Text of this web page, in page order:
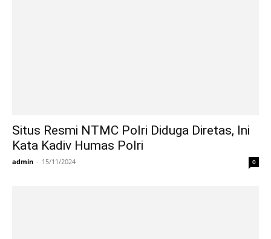
Situs Resmi NTMC Polri Diduga Diretas, Ini
Kata Kadiv Humas Polri
admin - 15/11/2024 0